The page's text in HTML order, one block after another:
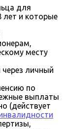
для
лет и которые
месту
через личный
по
выплаты
(действует